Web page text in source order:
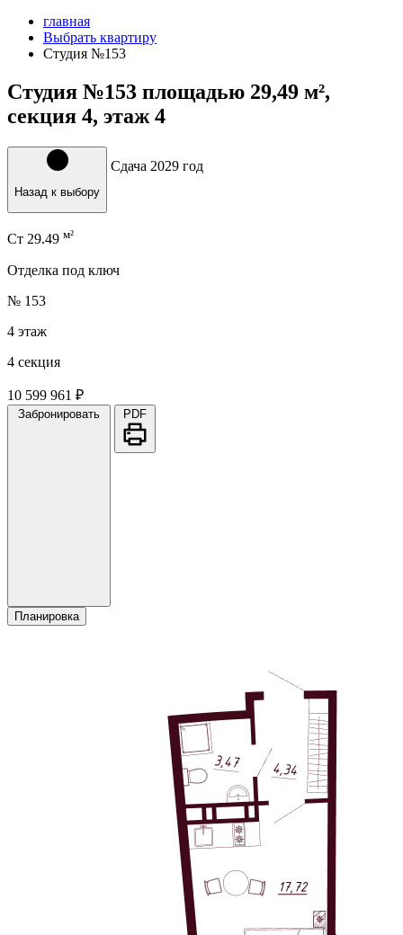
главная
Выбрать квартиру
Студия №153
Студия №153 площадью 29,49 м²,
секция 4, этаж 4
Назад к выбору
Сдача 2029 год
Ст 29.49 м²
Отделка под ключ
№ 153
4 этаж
4 секция
10 599 961 ₽
Забронировать PDF
Планировка